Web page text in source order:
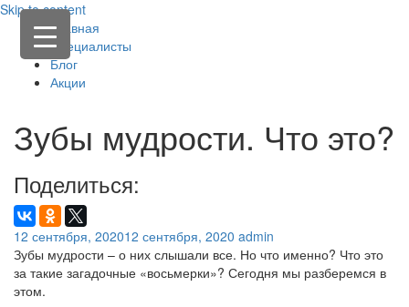
Skip to content
Главная
Специалисты
Блог
Акции
Зубы мудрости. Что это?
Поделиться:
12 сентября, 202012 сентября, 2020 admin
Зубы мудрости – о них слышали все. Но что именно? Что это
за такие загадочные «восьмерки»? Сегодня мы разберемся в
этом.